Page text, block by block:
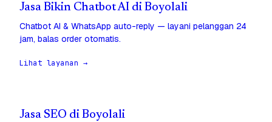
Jasa Bikin Chatbot AI di Boyolali
Chatbot AI & WhatsApp auto-reply — layani pelanggan 24
jam, balas order otomatis.
Lihat layanan →
Jasa SEO di Boyolali